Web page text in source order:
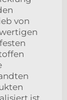
von
ist.